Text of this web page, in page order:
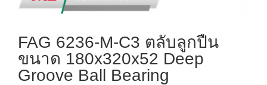
FAG 6236-M-C3 ตลับลูกปืน
ขนาด 180x320x52 Deep
Groove Ball Bearing